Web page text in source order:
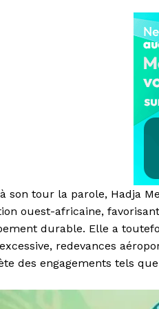
son tour la parole, Hadja
ouest-africaine,
durable. Elle a
redevances
des engagements tels